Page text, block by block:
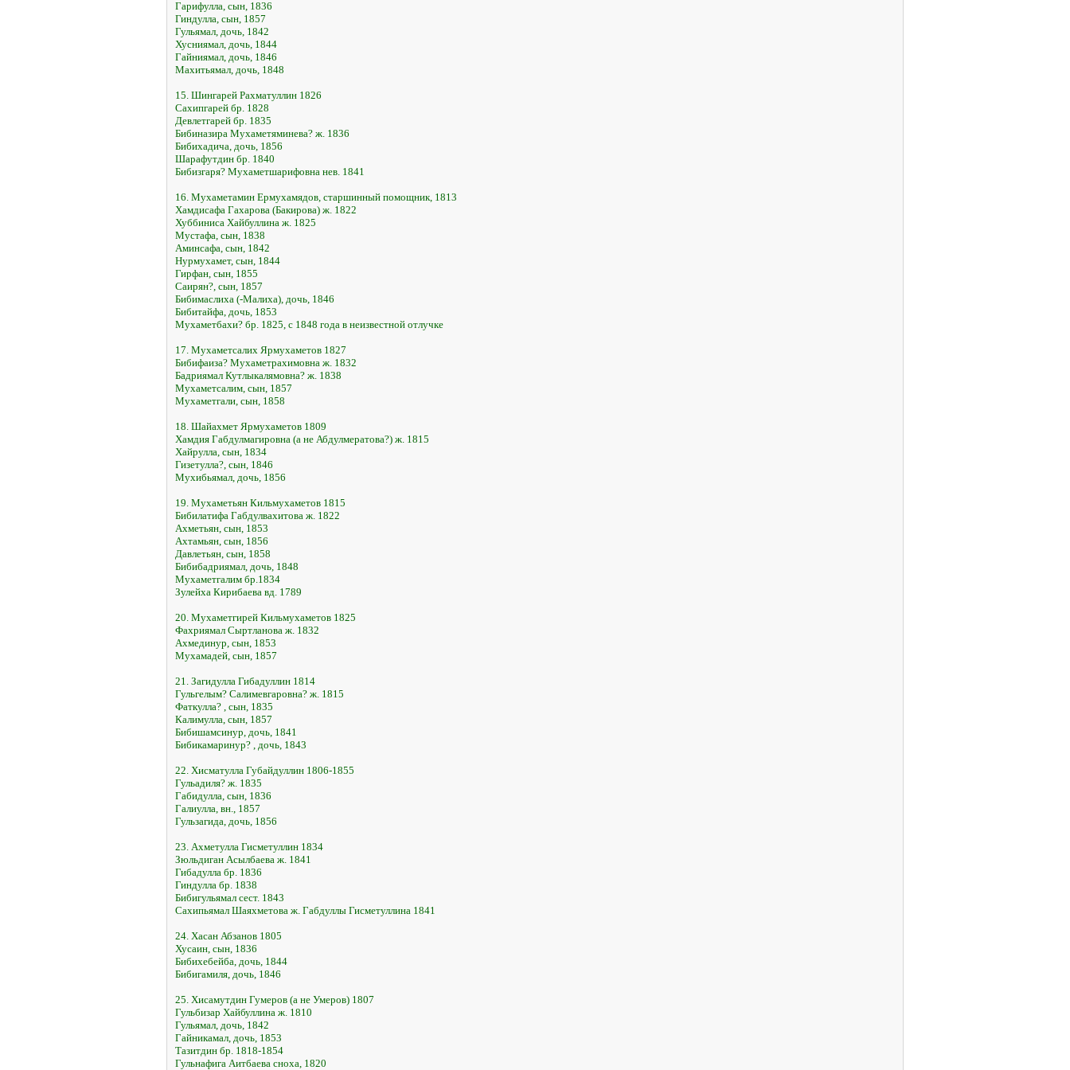
Гарифулла, сын, 1836
Гиндулла, сын, 1857
Гульямал, дочь, 1842
Хусниямал, дочь, 1844
Гайниямал, дочь, 1846
Махитьямал, дочь, 1848
15. Шингарей Рахматуллин 1826
Сахипгарей бр. 1828
Девлетгарей бр. 1835
Бибиназира Мухаметяминева? ж. 1836
Бибихадича, дочь, 1856
Шарафутдин бр. 1840
Бибизгаря? Мухаметшарифовна нев. 1841
16. Мухаметамин Ермухамядов, старшинный помощник, 1813
Хамдисафа Гахарова (Бакирова) ж. 1822
Хуббиниса Хайбуллина ж. 1825
Мустафа, сын, 1838
Аминсафа, сын, 1842
Нурмухамет, сын, 1844
Гирфан, сын, 1855
Саирян?, сын, 1857
Бибимаслиха (-Малиха), дочь, 1846
Бибитайфа, дочь, 1853
Мухаметбахи? бр. 1825, с 1848 года в неизвестной отлучке
17. Мухаметсалих Ярмухаметов 1827
Бибифаиза? Мухаметрахимовна ж. 1832
Бадриямал Кутлыкалямовна? ж. 1838
Мухаметсалим, сын, 1857
Мухаметгали, сын, 1858
18. Шайахмет Ярмухаметов 1809
Хамдия Габдулмагировна (а не Абдулмератова?) ж. 1815
Хайрулла, сын, 1834
Гизетулла?, сын, 1846
Мухибьямал, дочь, 1856
19. Мухаметьян Кильмухаметов 1815
Бибилатифа Габдулвахитова ж. 1822
Ахметьян, сын, 1853
Ахтамьян, сын, 1856
Давлетьян, сын, 1858
Бибибадриямал, дочь, 1848
Мухаметгалим бр.1834
Зулейха Кирибаева вд. 1789
20. Мухаметгирей Кильмухаметов 1825
Фахриямал Сыртланова ж. 1832
Ахмединур, сын, 1853
Мухамадей, сын, 1857
21. Загидулла Гибадуллин 1814
Гульгелым? Салимевгаровна? ж. 1815
Фаткулла? , сын, 1835
Калимулла, сын, 1857
Бибишамсинур, дочь, 1841
Бибикамаринур? , дочь, 1843
22. Хисматулла Губайдуллин 1806-1855
Гульадиля? ж. 1835
Габидулла, сын, 1836
Галиулла, вн., 1857
Гульзагида, дочь, 1856
23. Ахметулла Гисметуллин 1834
Зюльдиган Асылбаева ж. 1841
Гибадулла бр. 1836
Гиндулла бр. 1838
Бибигульямал сест. 1843
Сахипьямал Шаяхметова ж. Габдуллы Гисметуллина 1841
24. Хасан Абзанов 1805
Хусаин, сын, 1836
Бибихебейба, дочь, 1844
Бибигамиля, дочь, 1846
25. Хисамутдин Гумеров (а не Умеров) 1807
Гульбизар Хайбуллина ж. 1810
Гульямал, дочь, 1842
Гайникамал, дочь, 1853
Тазитдин бр. 1818-1854
Гульнафига Аитбаева сноха, 1820